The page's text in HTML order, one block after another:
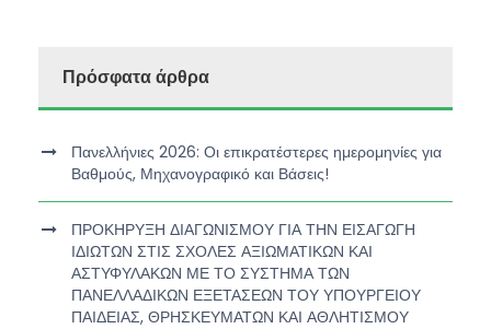
Πρόσφατα άρθρα
Πανελλήνιες 2026: Οι επικρατέστερες ημερομηνίες για
Βαθμούς, Μηχανογραφικό και Βάσεις!
ΠΡΟΚΗΡΥΞΗ ΔΙΑΓΩΝΙΣΜΟΥ ΓΙΑ ΤΗΝ ΕΙΣΑΓΩΓΗ
ΙΔΙΩΤΩΝ ΣΤΙΣ ΣΧΟΛΕΣ ΑΞΙΩΜΑΤΙΚΩΝ ΚΑΙ
ΑΣΤΥΦΥΛΑΚΩΝ ΜΕ ΤΟ ΣΥΣΤΗΜΑ ΤΩΝ
ΠΑΝΕΛΛΑΔΙΚΩΝ ΕΞΕΤΑΣΕΩΝ ΤΟΥ ΥΠΟΥΡΓΕΙΟΥ
ΠΑΙΔΕΙΑΣ, ΘΡΗΣΚΕΥΜΑΤΩΝ ΚΑΙ ΑΘΛΗΤΙΣΜΟΥ